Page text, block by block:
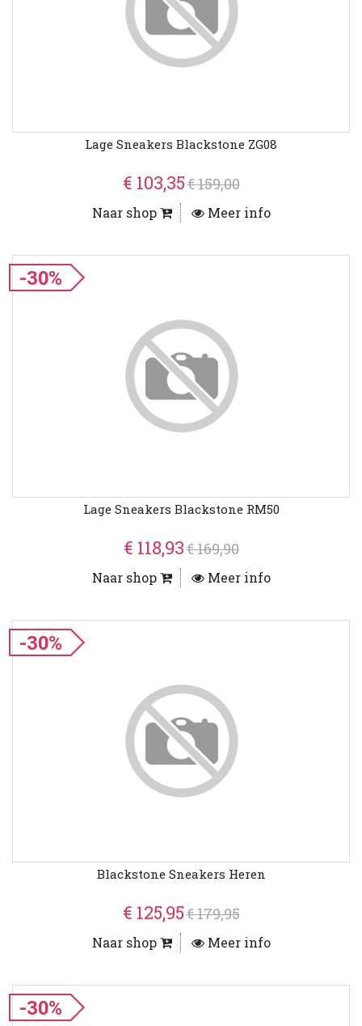
Lage Sneakers Blackstone ZG08
€ 103,35€ 159,00
Naar shop Meer info
-30%
Lage Sneakers Blackstone RM50
€ 118,93€ 169,90
Naar shop Meer info
-30%
Blackstone Sneakers Heren
€ 125,95€ 179,95
Naar shop Meer info
-30%